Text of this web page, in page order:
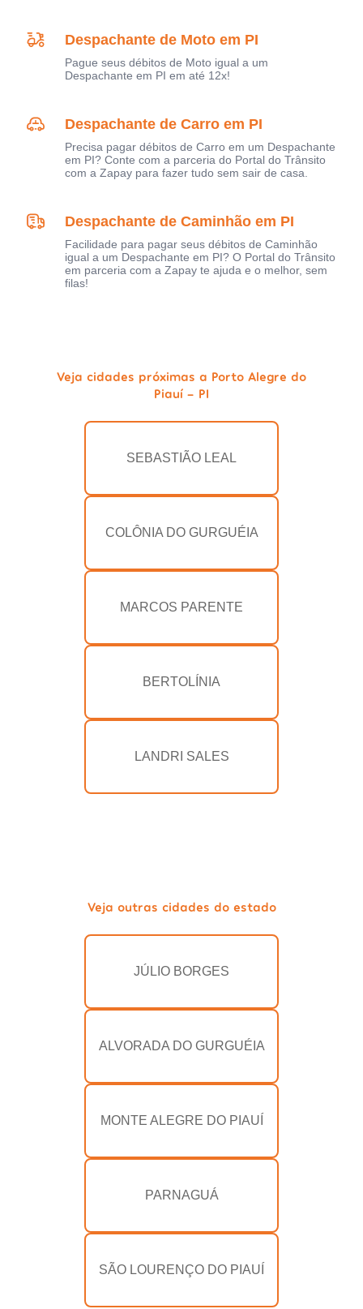
Despachante de Moto em PI
Pague seus débitos de Moto igual a um
Despachante em PI em até 12x!
Despachante de Carro em PI
Precisa pagar débitos de Carro em um Despachante
em PI? Conte com a parceria do Portal do Trânsito
com a Zapay para fazer tudo sem sair de casa.
Despachante de Caminhão em PI
Facilidade para pagar seus débitos de Caminhão
igual a um Despachante em PI? O Portal do Trânsito
em parceria com a Zapay te ajuda e o melhor, sem
filas!
Veja cidades próximas a Porto Alegre do
Piauí - PI
SEBASTIÃO LEAL
COLÔNIA DO GURGUÉIA
MARCOS PARENTE
BERTOLÍNIA
LANDRI SALES
Veja outras cidades do estado
JÚLIO BORGES
ALVORADA DO GURGUÉIA
MONTE ALEGRE DO PIAUÍ
PARNAGUÁ
SÃO LOURENÇO DO PIAUÍ